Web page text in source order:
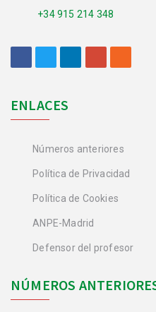
+34 915 214 348
ENLACES
Números anteriores
Política de Privacidad
Política de Cookies
ANPE-Madrid
Defensor del profesor
NÚMEROS